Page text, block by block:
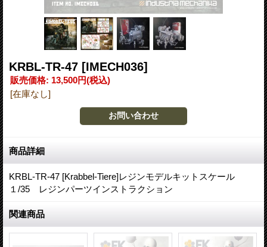
KRBL-TR-47 [IMECH036]
販売価格: 13,500円(税込)
[在庫なし]
商品詳細
KRBL-TR-47 [Krabbel-Tiere]レジンモデルキットスケール
１/35 レジンパーツインストラクション
関連商品